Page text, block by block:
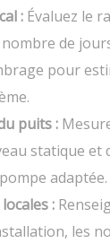
: Évaluez le
de
pour
puits :
statique et
adaptée.
:
les